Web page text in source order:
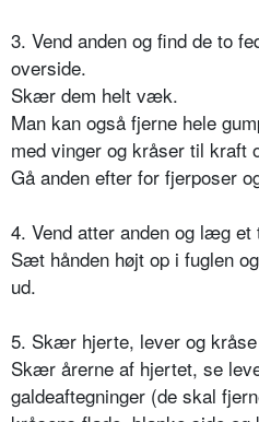
3. Vend anden og find de to
overside.
Skær dem helt væk.
Man kan også fjerne hele
med vinger og kråser til kraft
Gå anden efter for fjerposer
4. Vend atter anden og læg
Sæt hånden højt op i fuglen
ud.
5. Skær hjerte, lever og
Skær årerne af hjertet, se
galdeaftegninger (de skal